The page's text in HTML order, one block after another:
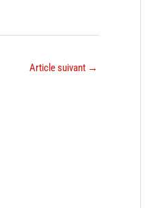
Article suivant →